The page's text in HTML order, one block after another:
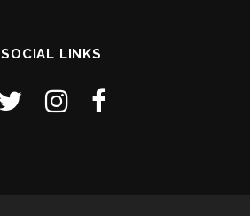
SOCIAL LINKS